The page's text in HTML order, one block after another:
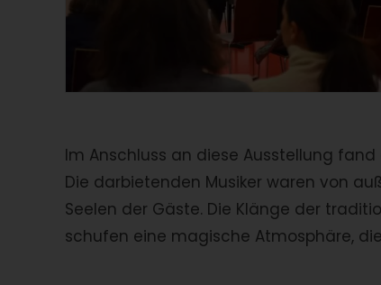
Im Anschluss an diese Ausstellung
Die darbietenden Musiker waren von
Seelen der Gäste. Die Klänge der
schufen eine magische Atmosphäre,